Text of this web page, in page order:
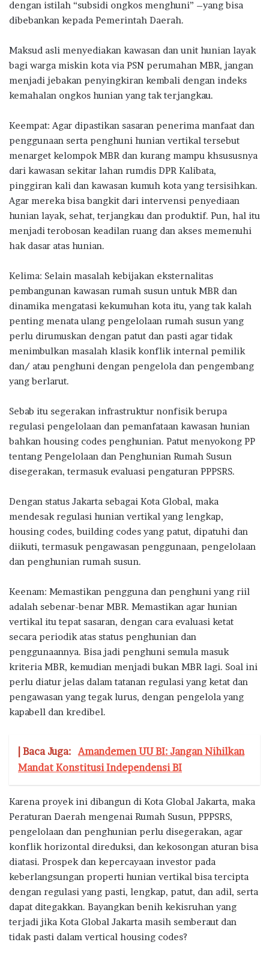
dengan istilah “subsidi ongkos menghuni” –yang bisa
dibebankan kepada Pemerintah Daerah.
Maksud asli menyediakan kawasan dan unit hunian layak
bagi warga miskin kota via PSN perumahan MBR, jangan
menjadi jebakan penyingkiran kembali dengan indeks
kemahalan ongkos hunian yang tak terjangkau.
Keempat: Agar dipastikan sasaran penerima manfaat dan
penggunaan serta penghuni hunian vertikal tersebut
menarget kelompok MBR dan kurang mampu khsususnya
dari kawasan sekitar lahan rumdis DPR Kalibata,
pinggiran kali dan kawasan kumuh kota yang tersisihkan.
Agar mereka bisa bangkit dari intervensi penyediaan
hunian layak, sehat, terjangkau dan produktif. Pun, hal itu
menjadi terobosan keadilan ruang dan akses memenuhi
hak dasar atas hunian.
Kelima: Selain masalah kebijakan eksternalitas
pembangunan kawasan rumah susun untuk MBR dan
dinamika mengatasi kekumuhan kota itu, yang tak kalah
penting menata ulang pengelolaan rumah susun yang
perlu dirumuskan dengan patut dan pasti agar tidak
menimbulkan masalah klasik konflik internal pemilik
dan/ atau penghuni dengan pengelola dan pengembang
yang berlarut.
Sebab itu segerakan infrastruktur nonfisik berupa
regulasi pengelolaan dan pemanfataan kawasan hunian
bahkan housing codes penghunian. Patut menyokong PP
tentang Pengelolaan dan Penghunian Rumah Susun
disegerakan, termasuk evaluasi pengaturan PPPSRS.
Dengan status Jakarta sebagai Kota Global, maka
mendesak regulasi hunian vertikal yang lengkap,
housing codes, building codes yang patut, dipatuhi dan
diikuti, termasuk pengawasan penggunaan, pengelolaan
dan penghunian rumah susun.
Keenam: Memastikan pengguna dan penghuni yang riil
adalah sebenar-benar MBR. Memastikan agar hunian
vertikal itu tepat sasaran, dengan cara evaluasi ketat
secara periodik atas status penghunian dan
penggunaannya. Bisa jadi penghuni semula masuk
kriteria MBR, kemudian menjadi bukan MBR lagi. Soal ini
perlu diatur jelas dalam tatanan regulasi yang ketat dan
pengawasan yang tegak lurus, dengan pengelola yang
kapabell dan kredibel.
| Baca Juga: Amandemen UU BI: Jangan Nihilkan
Mandat Konstitusi Independensi BI
Karena proyek ini dibangun di Kota Global Jakarta, maka
Peraturan Daerah mengenai Rumah Susun, PPPSRS,
pengelolaan dan penghunian perlu disegerakan, agar
konflik horizontal direduksi, dan kekosongan aturan bisa
diatasi. Prospek dan kepercayaan investor pada
keberlangsungan properti hunian vertikal bisa tercipta
dengan regulasi yang pasti, lengkap, patut, dan adil, serta
dapat ditegakkan. Bayangkan benih kekisruhan yang
terjadi jika Kota Global Jakarta masih semberaut dan
tidak pasti dalam vertical housing codes?